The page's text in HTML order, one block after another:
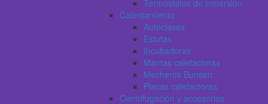
Termostatos de inmersión
Calentamiento
Autoclaves
Estufas
Incubadoras
Mantas calefactoras
Mecheros Bunsen
Placas calefactoras
Centrifugación y accesorios